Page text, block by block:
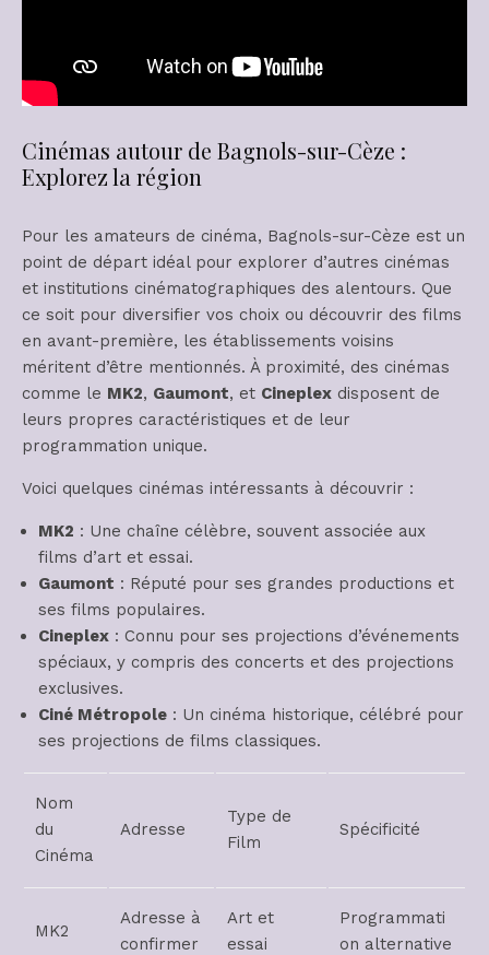
Cinémas autour de Bagnols-sur-Cèze :
Explorez la région
Pour les amateurs de cinéma, Bagnols-sur-Cèze est un
point de départ idéal pour explorer d’autres cinémas
et institutions cinématographiques des alentours. Que
ce soit pour diversifier vos choix ou découvrir des films
en avant-première, les établissements voisins
méritent d’être mentionnés. À proximité, des cinémas
comme le MK2, Gaumont, et Cineplex disposent de
leurs propres caractéristiques et de leur
programmation unique.
Voici quelques cinémas intéressants à découvrir :
MK2 : Une chaîne célèbre, souvent associée aux
films d’art et essai.
Gaumont : Réputé pour ses grandes productions et
ses films populaires.
Cineplex : Connu pour ses projections d’événements
spéciaux, y compris des concerts et des projections
exclusives.
Ciné Métropole : Un cinéma historique, célébré pour
ses projections de films classiques.
Nom
du
Cinéma
Adresse
Type de
Film
Spécificité
MK2
Adresse à
confirmer
Art et
essai
Programmati
on alternative